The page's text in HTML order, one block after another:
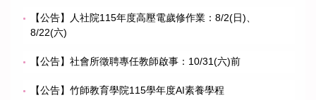
【公告】人社院115年度高壓電歲修作業：8/2(日)、
8/22(六)
【公告】社會所徵聘專任教師啟事：10/31(六)前
【公告】竹師教育學院115學年度AI素養學程